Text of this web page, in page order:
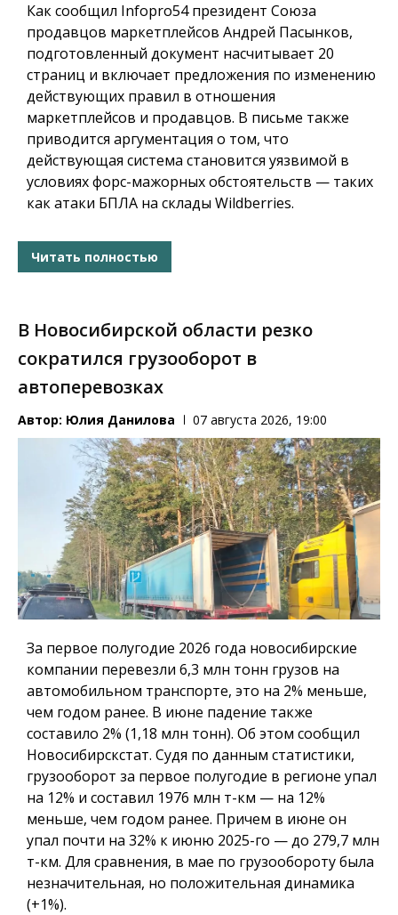
Как сообщил Infopro54президент Союза
продавцов маркетплейсов Андрей Пасынков,
подготовленный документ насчитывает 20
страниц и включает предложения по изменению
действующих правил в отношения
маркетплейсов и продавцов. В письме также
приводится аргументация о том, что
действующая система становится уязвимой в
условиях форс-мажорных обстоятельств — таких
как атаки БПЛА на склады Wildberries.
Читать полностью
В Новосибирской области резко
сократился грузооборот в
автоперевозках
Автор: Юлия Данилова 07 августа 2026, 19:00
За первое полугодие 2026 года новосибирские
компании перевезли 6,3 млн тонн грузов на
автомобильном транспорте, это на 2% меньше,
чем годом ранее. В июне падение также
составило 2% (1,18 млн тонн). Об этом сообщил
Новосибирскстат. Судя по данным статистики,
грузооборот за первое полугодие в регионе упал
на 12% и составил 1976 млн т-км — на 12%
меньше, чем годом ранее. Причем в июне он
упал почти на 32% к июню 2025-го — до 279,7 млн
т-км. Для сравнения, в мае по грузообороту была
незначительная, но положительная динамика
(+1%).